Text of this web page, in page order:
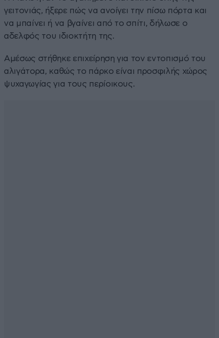
γειτονιάς, ήξερε πώς να ανοίγει την πίσω πόρτα και
να μπαίνει ή να βγαίνει από το σπίτι, δήλωσε ο
αδελφός του ιδιοκτήτη της.
Αμέσως στήθηκε επιχείρηση για τον εντοπισμό του
αλιγάτορα, καθώς το πάρκο είναι προσφιλής χώρος
ψυχαγωγίας για τους περίοικους.